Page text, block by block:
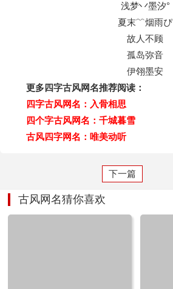
浅梦丷墨汐°
夏末﹌烟雨ぴ
故人不顾
孤岛弥音
伊翎墨安
更多四字古风网名推荐阅读：
四字古风网名：入骨相思
四个字古风网名：千城暮雪
古风四字网名：唯美动听
下一篇
古风网名猜你喜欢